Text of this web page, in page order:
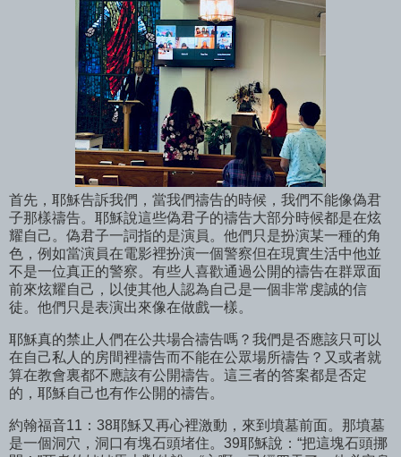
首先，耶穌告訴我們，當我們禱告的時候，我們不能像偽君
子那樣禱告。耶穌說這些偽君子的禱告大部分時候都是在炫
耀自己。偽君子一詞指的是演員。他們只是扮演某一種的角
色，例如當演員在電影裡扮演一個警察但在現實生活中他並
不是一位真正的警察。有些人喜歡通過公開的禱告在群眾面
前來炫耀自己，以使其他人認為自己是一個非常虔誠的信
徒。他們只是表演出來像在做戲一樣。
耶穌真的禁止人們在公共場合禱告嗎？我們是否應該只可以
在自己私人的房間裡禱告而不能在公眾場所禱告？又或者就
算在教會裏都不應該有公開禱告。這三者的答案都是否定
的，耶穌自己也有作公開的禱告。
約翰福音11：38耶穌又再心裡激動，來到墳墓前面。那墳墓
是一個洞穴，洞口有塊石頭堵住。39耶穌說：“把這塊石頭挪